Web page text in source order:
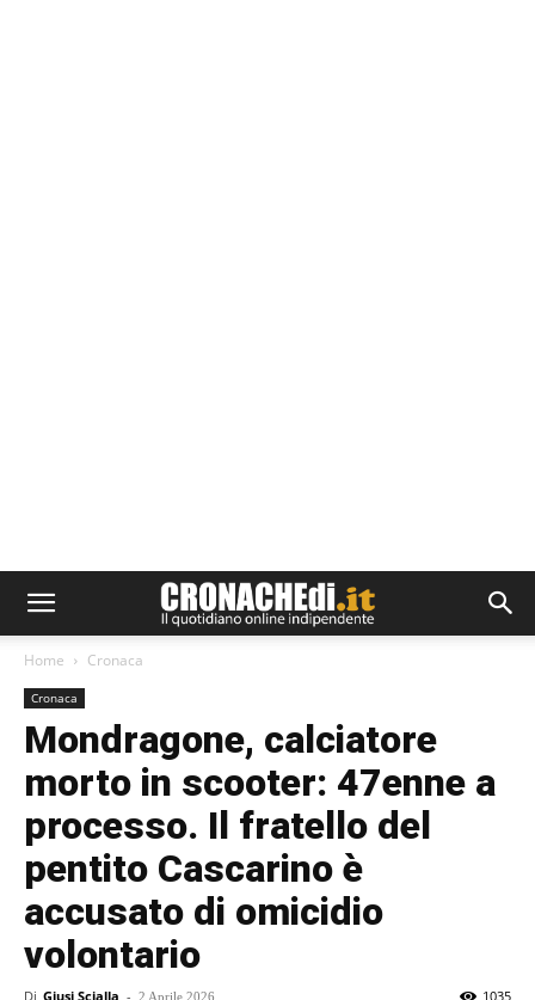
Home Cronaca
Cronaca
Mondragone, calciatore
morto in scooter: 47enne a
processo. Il fratello del
pentito Cascarino è
accusato di omicidio
volontario
Di Giusi Scialla - 2 Aprile 2026 1035